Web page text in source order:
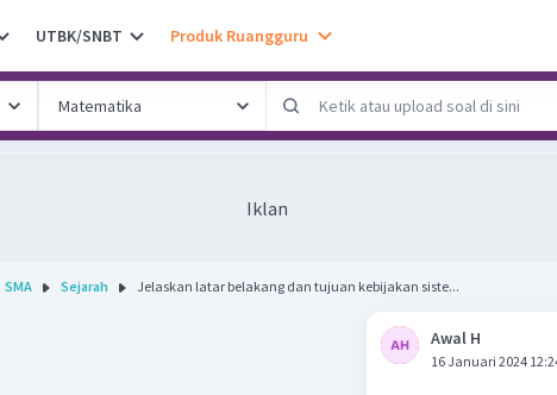
UTBK/SNBT Produk Ruangguru
Iklan
SMA Sejarah Jelaskan latar belakang dan tujuan kebijakan siste...
Awal H
16 Januari 2024